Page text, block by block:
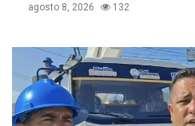
agosto 8, 2026 132